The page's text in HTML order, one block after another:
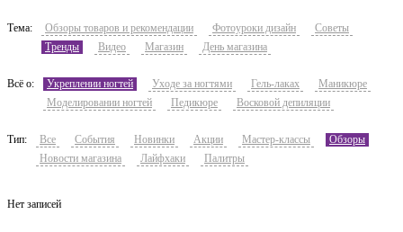
Тема: Обзоры товаров и рекомендации Фотоуроки дизайн
Советы
Тренды
Видео Магазин День магазина
Всё о: Укреплении ногтей Уходе за ногтями Гель-лаках
Маникюре
Моделировании ногтей
Педикюре Восковой депиляции
Тип: Все События Новинки Акции Мастер-классы
Обзоры
Новости магазина
Лайфхаки Палитры
Нет записей